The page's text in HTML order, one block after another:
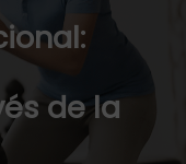
de la